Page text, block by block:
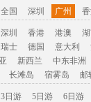
全国 深圳 广州
深圳 香港 港澳
瑞士 德国 意大利
新西兰 中东非洲
长滩岛 宿雾岛 邮
3日游 5日游 6日游